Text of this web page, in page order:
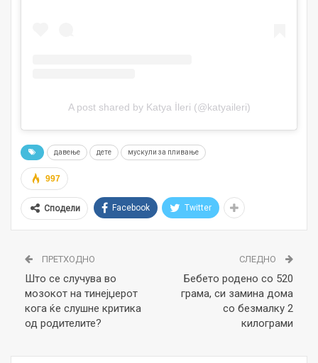
A post shared by Katya İleri (@katyaileri)
давење дете мускули за пливање
997
Сподели Facebook Twitter
ПРЕТХОДНО
Што се случува во
мозокот на тинејџерот
кога ќе слушне критика
од родителите?
СЛЕДНО
Бебето родено со 520
грама, си замина дома
со безмалку 2
килограми